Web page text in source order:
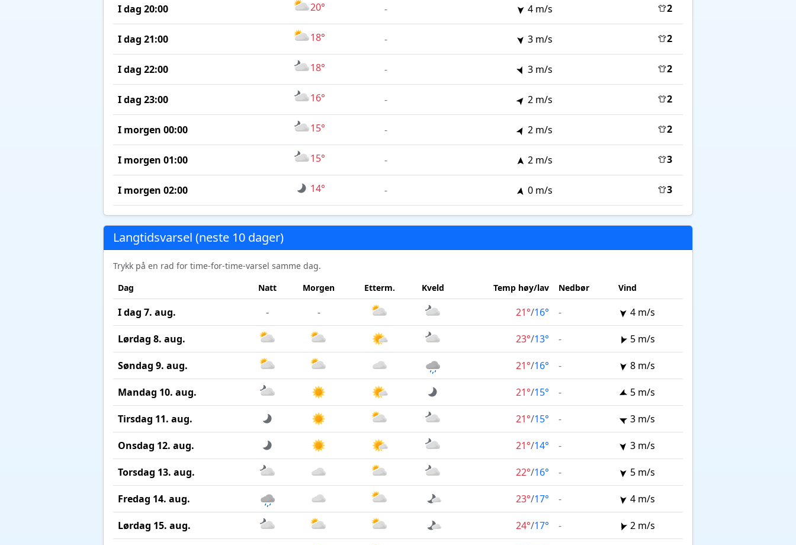
I dag 20:00 20° - 4 m/s 2
I dag 21:00 18° - 3 m/s 2
I dag 22:00 18° - 3 m/s 2
I dag 23:00 16° - 2 m/s 2
I morgen 00:00 15° - 2 m/s 2
I morgen 01:00 15° - 2 m/s 3
I morgen 02:00 14° - 0 m/s 3
Langtidsvarsel (neste 10 dager)
Trykk på en rad for time-for-time-varsel samme dag.
Dag
Natt Morgen Etterm. Kveld Temp høy/lav Nedbør Vind
I dag 7. aug. - - 21°/16° - 4 m/s
Lørdag 8. aug. 23°/13° - 5 m/s
Søndag 9. aug. 21°/16° - 8 m/s
Mandag 10. aug. 21°/15° - 5 m/s
Tirsdag 11. aug. 21°/15° - 3 m/s
Onsdag 12. aug. 21°/14° - 3 m/s
Torsdag 13. aug. 22°/16° - 5 m/s
Fredag 14. aug. 23°/17° - 4 m/s
Lørdag 15. aug. 24°/17° - 2 m/s